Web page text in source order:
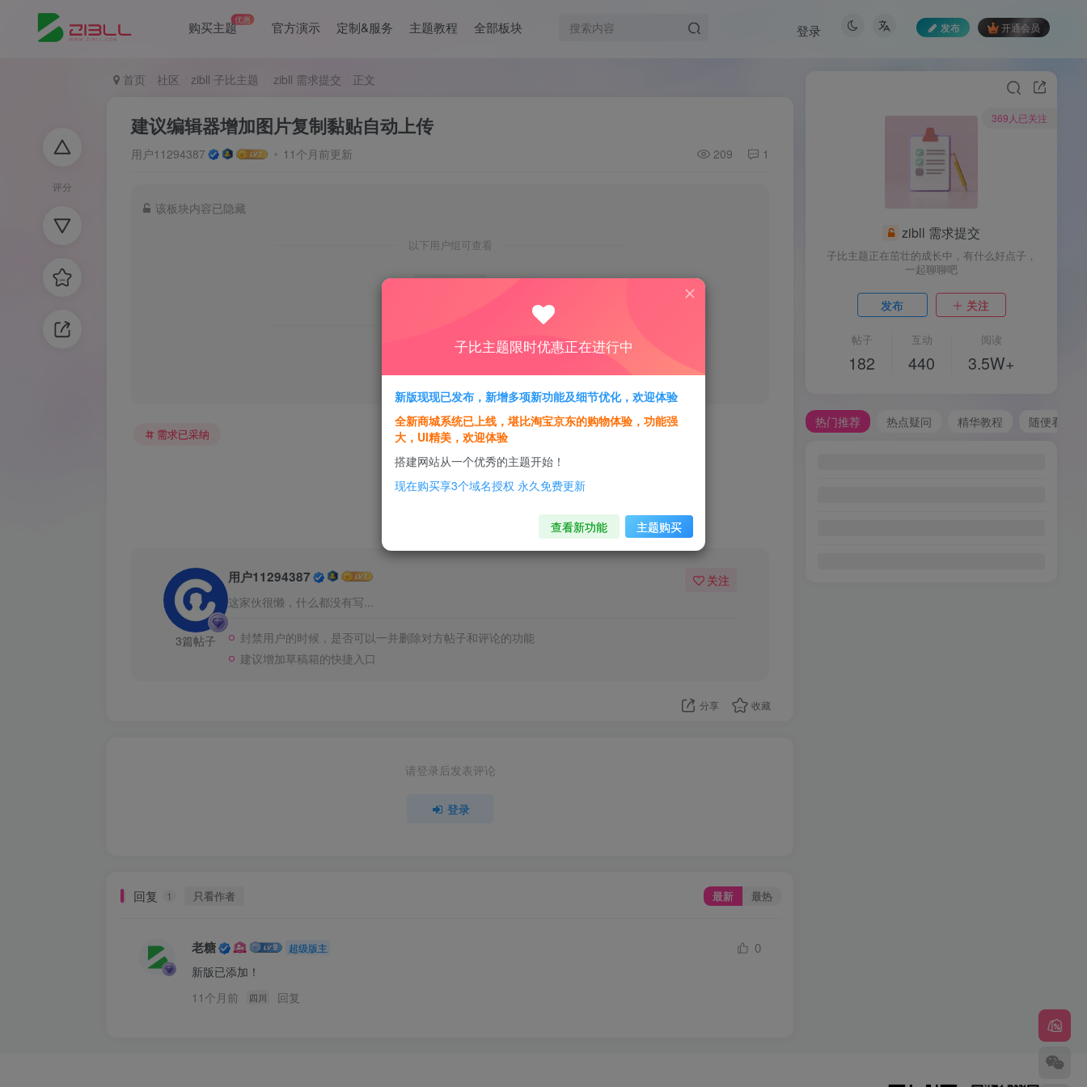
购买主题优惠 官方演示 定制&服务 主题教程 全部板块 发布 开通会员
登录
评分
首页 社区 zibll 子比主题 zibll 需求提交 正文
建议编辑器增加图片复制黏贴自动上传
用户11294387 11个月前更新 209 1
该板块内容已隐藏
以下用户组可查看
需求已采纳
评分
3篇帖子
用户11294387
这家伙很懒，什么都没有写...
关注
封禁用户的时候，是否可以一并删除对方帖子和评论的功能
建议增加草稿箱的快捷入口
分享 收藏
请登录后发表评论
登录
回复 1 只看作者 最新 最热
老糖 超级版主 0
新版已添加！
11个月前
四川 回复
369人已关注
zibll 需求提交
子比主题正在茁壮的成长中，有什么好点子，
一起聊聊吧
发布 关注
帖子
182
互动
440
阅读
3.5W+
热门推荐 热点疑问 精华教程 随便看看
子比主题限时优惠正在进行中
新版现现已发布，新增多项新功能及细节优化，欢迎体验
全新商城系统已上线，堪比淘宝京东的购物体验，功能强
大，UI精美，欢迎体验
搭建网站从一个优秀的主题开始！
现在购买享3个域名授权 永久免费更新
查看新功能 主题购买